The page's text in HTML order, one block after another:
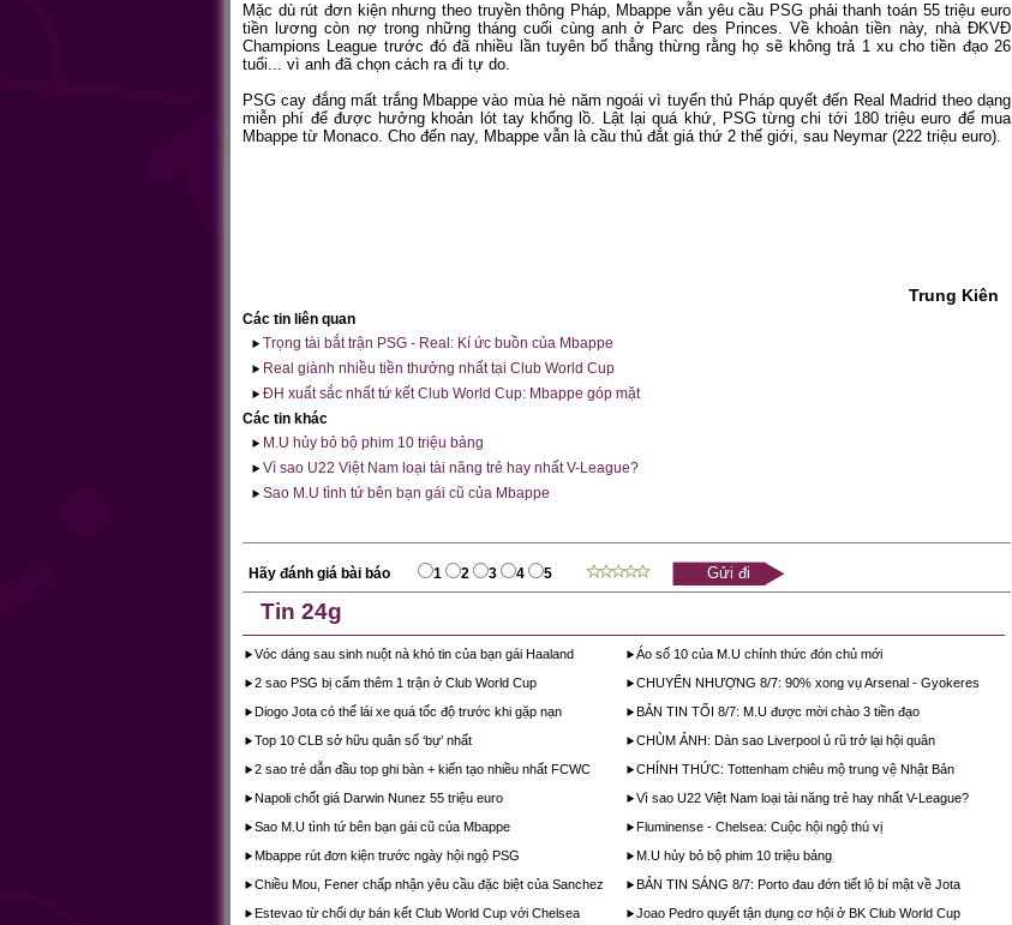
Mặc dù rút đơn kiện nhưng theo truyền thông Pháp, Mbappe vẫn yêu cầu PSG phải thanh toán 55 triệu euro
tiền lương còn nợ trong những tháng cuối cùng anh ở Parc des Princes. Về khoản tiền này, nhà ĐKVĐ
Champions League trước đó đã nhiều lần tuyên bố thẳng thừng rằng họ sẽ không trả 1 xu cho tiền đạo 26
tuổi... vì anh đã chọn cách ra đi tự do.
PSG cay đắng mất trắng Mbappe vào mùa hè năm ngoái vì tuyển thủ Pháp quyết đến Real Madrid theo dạng
miễn phí để được hưởng khoản lót tay khổng lồ. Lật lại quá khứ, PSG từng chi tới 180 triệu euro để mua
Mbappe từ Monaco. Cho đến nay, Mbappe vẫn là cầu thủ đắt giá thứ 2 thế giới, sau Neymar (222 triệu euro).
Trung Kiên
Các tin liên quan
Trọng tài bắt trận PSG - Real: Kí ức buồn của Mbappe
Real giành nhiều tiền thưởng nhất tại Club World Cup
ĐH xuất sắc nhất tứ kết Club World Cup: Mbappe góp mặt
Các tin khác
M.U hủy bỏ bộ phim 10 triệu bảng
Vì sao U22 Việt Nam loại tài năng trẻ hay nhất V-League?
Sao M.U tình tứ bên bạn gái cũ của Mbappe
Hãy đánh giá bài báo 1 2 3 4 5
Tin 24g
Vóc dáng sau sinh nuột nà khó tin của bạn gái Haaland
2 sao PSG bị cấm thêm 1 trận ở Club World Cup
Diogo Jota có thể lái xe quá tốc độ trước khi gặp nạn
Top 10 CLB sở hữu quân số ‘bự’ nhất
2 sao trẻ dẫn đầu top ghi bàn + kiến tạo nhiều nhất FCWC
Napoli chốt giá Darwin Nunez 55 triệu euro
Sao M.U tình tứ bên bạn gái cũ của Mbappe
Mbappe rút đơn kiện trước ngày hội ngộ PSG
Chiều Mou, Fener chấp nhận yêu cầu đặc biệt của Sanchez
Estevao từ chối dự bán kết Club World Cup với Chelsea
Áo số 10 của M.U chính thức đón chủ mới
CHUYỂN NHƯỢNG 8/7: 90% xong vụ Arsenal - Gyokeres
BẢN TIN TỐI 8/7: M.U được mời chào 3 tiền đạo
CHÙM ẢNH: Dàn sao Liverpool ủ rũ trở lại hội quân
CHÍNH THỨC: Tottenham chiêu mộ trung vệ Nhật Bản
Vì sao U22 Việt Nam loại tài năng trẻ hay nhất V-League?
Fluminense - Chelsea: Cuộc hội ngộ thú vị
M.U hủy bỏ bộ phim 10 triệu bảng
BẢN TIN SÁNG 8/7: Porto đau đớn tiết lộ bí mật về Jota
Joao Pedro quyết tận dụng cơ hội ở BK Club World Cup